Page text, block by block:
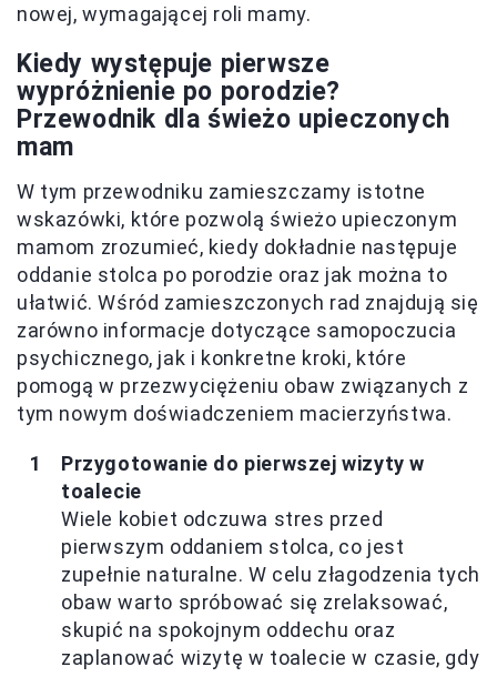
nowej, wymagającej roli mamy.
Kiedy występuje pierwsze
wypróżnienie po porodzie?
Przewodnik dla świeżo upieczonych
mam
W tym przewodniku zamieszczamy istotne
wskazówki, które pozwolą świeżo upieczonym
mamom zrozumieć, kiedy dokładnie następuje
oddanie stolca po porodzie oraz jak można to
ułatwić. Wśród zamieszczonych rad znajdują się
zarówno informacje dotyczące samopoczucia
psychicznego, jak i konkretne kroki, które
pomogą w przezwyciężeniu obaw związanych z
tym nowym doświadczeniem macierzyństwa.
Przygotowanie do pierwszej wizyty w
toalecie
Wiele kobiet odczuwa stres przed
pierwszym oddaniem stolca, co jest
zupełnie naturalne. W celu złagodzenia tych
obaw warto spróbować się zrelaksować,
skupić na spokojnym oddechu oraz
zaplanować wizytę w toalecie w czasie, gdy